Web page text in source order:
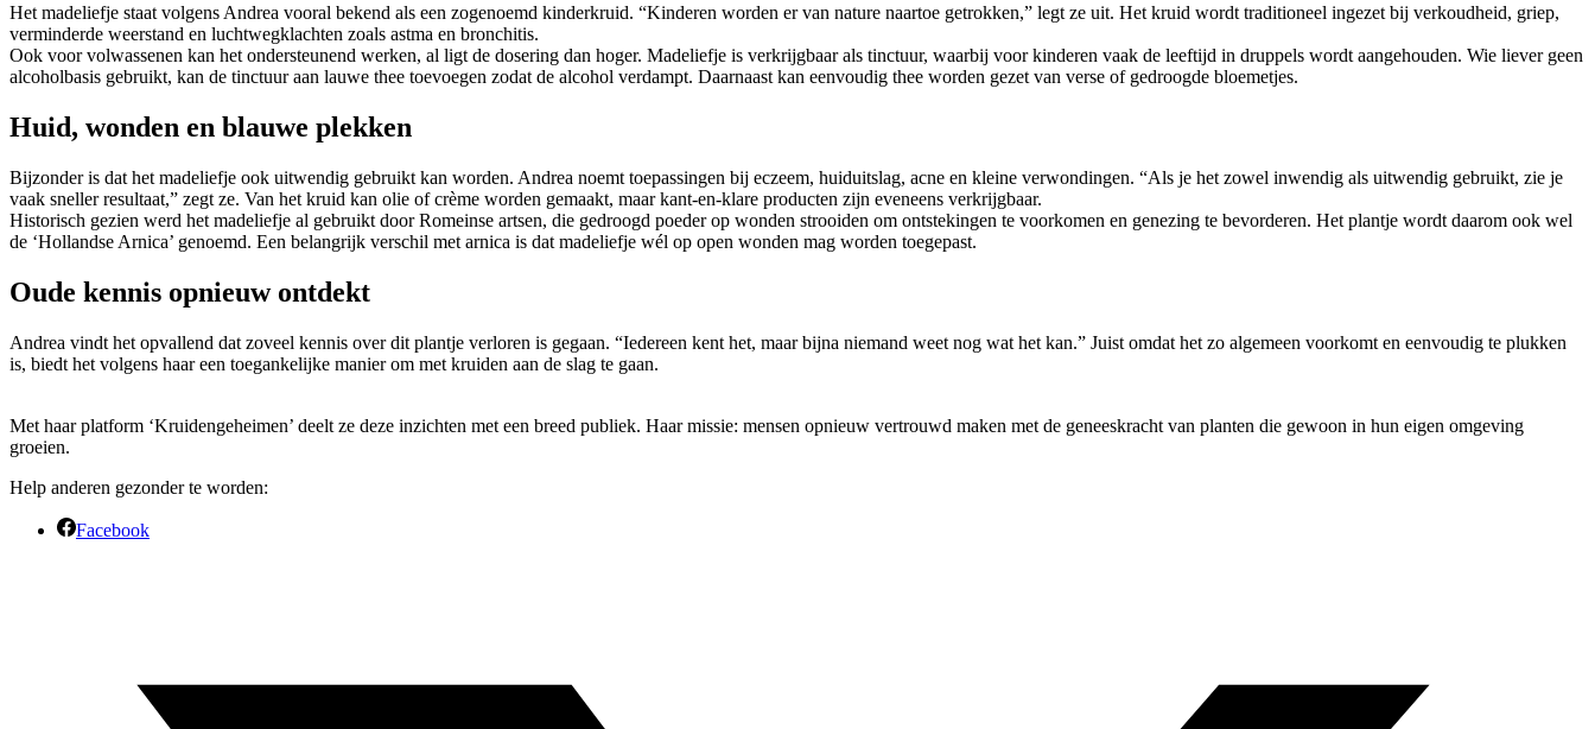
Het madeliefje staat volgens Andrea vooral bekend als een zogenoemd kinderkruid. “Kinderen worden er van nature naartoe getrokken,” legt ze uit. Het kruid wordt traditioneel ingezet bij verkoudheid, griep,
verminderde weerstand en luchtwegklachten zoals astma en bronchitis.
Ook voor volwassenen kan het ondersteunend werken, al ligt de dosering dan hoger. Madeliefje is verkrijgbaar als tinctuur, waarbij voor kinderen vaak de leeftijd in druppels wordt aangehouden. Wie liever geen
alcoholbasis gebruikt, kan de tinctuur aan lauwe thee toevoegen zodat de alcohol verdampt. Daarnaast kan eenvoudig thee worden gezet van verse of gedroogde bloemetjes.
Huid, wonden en blauwe plekken
Bijzonder is dat het madeliefje ook uitwendig gebruikt kan worden. Andrea noemt toepassingen bij eczeem, huiduitslag, acne en kleine verwondingen. “Als je het zowel inwendig als uitwendig gebruikt, zie je
vaak sneller resultaat,” zegt ze. Van het kruid kan olie of crème worden gemaakt, maar kant-en-klare producten zijn eveneens verkrijgbaar.
Historisch gezien werd het madeliefje al gebruikt door Romeinse artsen, die gedroogd poeder op wonden strooiden om ontstekingen te voorkomen en genezing te bevorderen. Het plantje wordt daarom ook wel
de ‘Hollandse Arnica’ genoemd. Een belangrijk verschil met arnica is dat madeliefje wél op open wonden mag worden toegepast.
Oude kennis opnieuw ontdekt
Andrea vindt het opvallend dat zoveel kennis over dit plantje verloren is gegaan. “Iedereen kent het, maar bijna niemand weet nog wat het kan.” Juist omdat het zo algemeen voorkomt en eenvoudig te plukken
is, biedt het volgens haar een toegankelijke manier om met kruiden aan de slag te gaan.
Met haar platform ‘Kruidengeheimen’ deelt ze deze inzichten met een breed publiek. Haar missie: mensen opnieuw vertrouwd maken met de geneeskracht van planten die gewoon in hun eigen omgeving
groeien.
Help anderen gezonder te worden:
Facebook